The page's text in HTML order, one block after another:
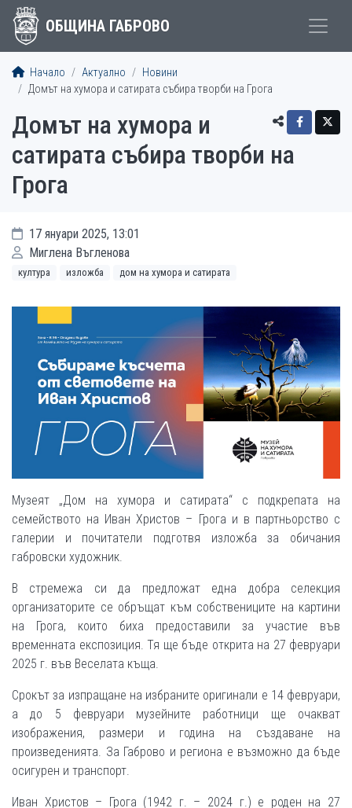
ОБЩИНА ГАБРОВО
Начало Актуално
Новини
Домът на хумора и сатирата събира творби на Грога
Домът на хумора и
сатирата събира творби на
Грога
17 януари 2025, 13:01
Миглена Въгленова
култура изложба дом на хумора и сатирата
Музеят „Дом на хумора и сатирата“ с подкрепата на
семейството на Иван Христов – Грога и в партньорство с
галерии и почитатели подготвя изложба за обичания
габровски художник.
В стремежа си да предложат една добра селекция
организаторите се обръщат към собствениците на картини
на Грога, които биха предоставили за участие във
временната експозиция. Тя ще бъде открита на 27 февруари
2025 г. във Веселата къща.
Срокът за изпращане на избраните оригинали е 14 февруари,
а до 5 февруари музейните работници ще очакват
изображения, размери и година на създаване на
произведенията. За Габрово и региона е възможно да бъде
осигурен и транспорт.
Иван Христов – Грога (1942 г. – 2024 г.) е роден на 27